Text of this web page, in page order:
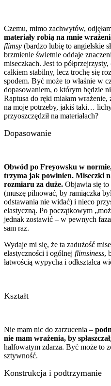
Czemu, mimo zachwytów,
materiały robią na mnie
flimsy (bardzo lubię to angielskie
brzmienie świetnie oddaje
miseczkach. Jest to
całkiem stabilny, lecz trochę się
spodem. Być może to właśnie w
dopasowaniem, o którym będzie
Raptusa do ręki miałam
na moje potrzeby, jakiś taki…
przyoszczędził na materiałach?
Dopasowanie
Obwód po Freyowsku w
trzyma jak powinien. Miseczki
rozmiaru za duże. Objawia się
(muszę pilnować, by ramiączka
odstawania nie widać) i nieco
elastyczną. Po początkowym
jednak zostawić – w pewnych
sam raz.
Wydaje mi się, że ta zadużość
elastyczności i ogólnej flimsiness,
łatwością wypycha i odkształca
Kształt
Nie mam nic do zarzucenia –
nie mam wrażenia, by spłaszczał
halfowatym zdarza. Być może to
sztywność.
Konstrukcja i podtrzymanie